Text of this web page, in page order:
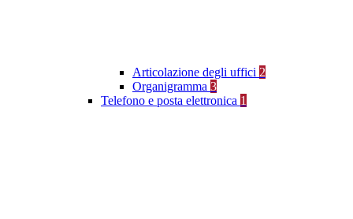
Articolazione degli uffici 2
Organigramma 3
Telefono e posta elettronica 1